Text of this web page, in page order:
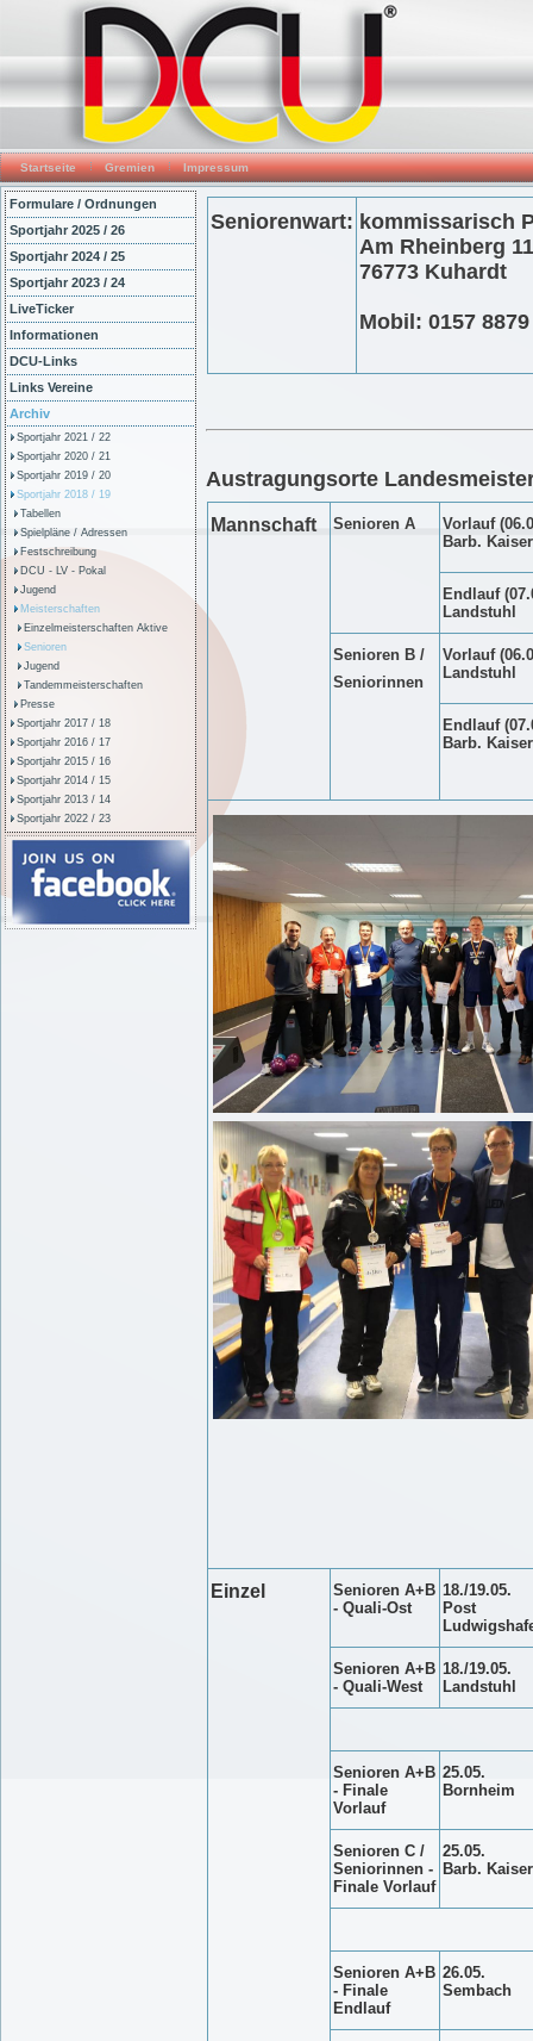
Startseite Gremien Impressum
Formulare / Ordnungen
Sportjahr 2025 / 26
Sportjahr 2024 / 25
Sportjahr 2023 / 24
LiveTicker
Informationen
DCU-Links
Links Vereine
Archiv
Sportjahr 2021 / 22
Sportjahr 2020 / 21
Sportjahr 2019 / 20
Sportjahr 2018 / 19
Tabellen
Spielpläne / Adressen
Festschreibung
DCU - LV - Pokal
Jugend
Meisterschaften
Einzelmeisterschaften Aktive
Senioren
Jugend
Tandemmeisterschaften
Presse
Sportjahr 2017 / 18
Sportjahr 2016 / 17
Sportjahr 2015 / 16
Sportjahr 2014 / 15
Sportjahr 2013 / 14
Sportjahr 2022 / 23
Seniorenwart: kommissarisch
Am Rheinberg 11
76773 Kuhardt
Mobil: 0157
Austragungsorte
Mannschaft Senioren A
Vorlauf
Barb.
Endlauf
Landstuhl
Senioren B /
Seniorinnen
Vorlauf
Landstuhl
Endlauf
Barb.
Einzel
Senioren A+B
- Quali-Ost
18./19.05.
Post
Senioren A+B
- Quali-West
18./19.05.
Landstuhl
Senioren A+B
- Finale
Vorlauf
25.05.
Bornheim
Senioren C /
Seniorinnen -
Finale Vorlauf
25.05.
Barb.
Senioren A+B
- Finale
Endlauf
26.05.
Sembach